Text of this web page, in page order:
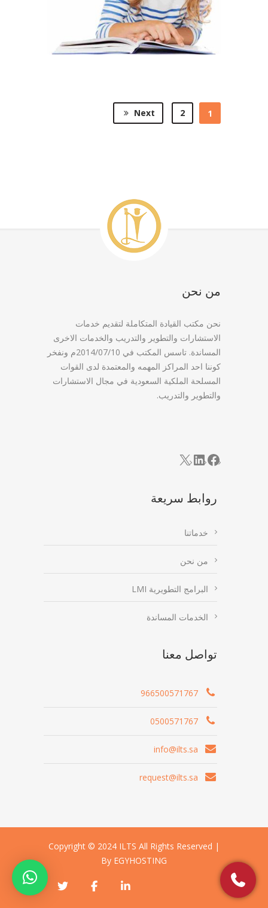
1
2
Next
من نحن
نحن مكتب القيادة المتكاملة لتقديم خدمات
الاستشارات والتطوير والتدريب والخدمات الاخرى
المساندة. تاسس المكتب في 2014/07/10م ونفخر
كوننا احد المراكز المهمه والمعتمدة لدى القوات
المسلحة الملكية السعودية في مجال الاستشارات
والتطوير والتدريب.
Facebook
LinkedIn
X
روابط سريعة
خدماتنا
من نحن
البرامج التطويرية LMI
الخدمات المساندة
تواصل معنا
966500571767
0500571767
info@ilts.sa
request@ilts.sa
Copyright © 2024 ILTS All Rights Reserved |
By EGYHOSTING